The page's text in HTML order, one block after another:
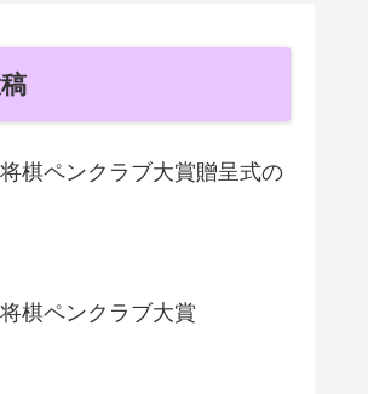
棋ペンクラブ大賞贈呈式の
棋ペンクラブ大賞